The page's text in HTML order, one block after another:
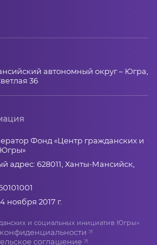
автономный округ – Югра,
36
Фонд «Центр гражданских и
адрес: 628011, Ханты-Мансийск,
ноября 2017 г.
и социальных инициатив Югры»
соглашение